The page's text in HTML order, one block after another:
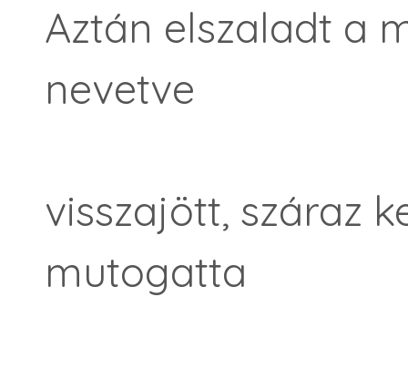
Aztán elszaladt a
nevetve
visszajött, száraz
mutogatta